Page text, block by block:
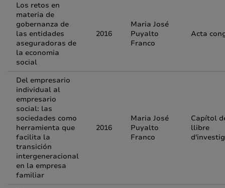
Los retos en
materia de
gobernanza de
las entidades
aseguradoras de
la economia
social
2016
Maria José
Puyalto
Franco
Acta
Del empresario
individual al
empresario
social: las
sociedades como
herramienta que
facilita la
transición
intergeneracional
en la empresa
familiar
2016
Maria José
Puyalto
Franco
Capítol
llibre